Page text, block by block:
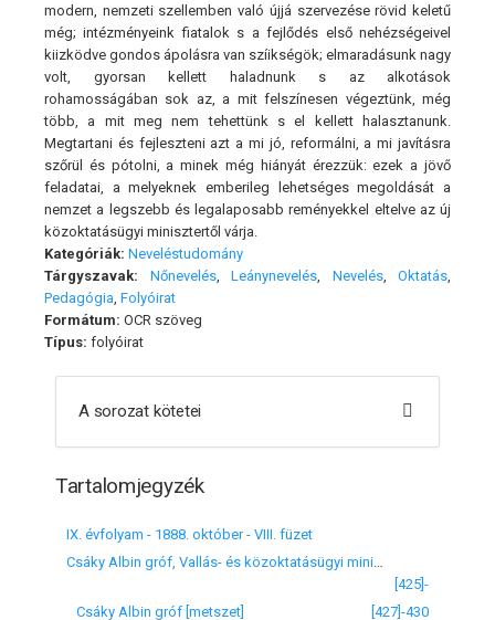
modern, nemzeti szellemben való újjá szervezése rövid keletű
még; intézményeink fiatalok s a fejlődés első nehézségeivel
kiizködve gondos ápolásra van szíikségök; elmaradásunk nagy
volt, gyorsan kellett haladnunk s az alkotások
rohamosságában sok az, a mit felszínesen végeztünk, még
több, a mit meg nem tehettünk s el kellett halasztanunk.
Megtartani és fejleszteni azt a mi jó, reformálni, a mi javításra
szőrül és pótolni, a minek még hiányát érezzük: ezek a jövő
feladatai, a melyeknek emberileg lehetséges megoldását a
nemzet a legszebb és legalaposabb reményekkel eltelve az új
közoktatásügyi minisztertől várja.
Kategóriák: Neveléstudomány
Tárgyszavak:
Nőnevelés, Leánynevelés Nevelés, Oktatás
Pedagógia Folyóirat
Formátum: OCR szöveg
Típus: folyóirat
A sorozat kötetei
Tartalomjegyzék
IX. évfolyam - 1888. október - VIII. füzet
[425]-
Csáky Albin gróf [metszet]
[427]-430